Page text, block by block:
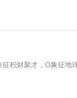
积财聚才，O象征地